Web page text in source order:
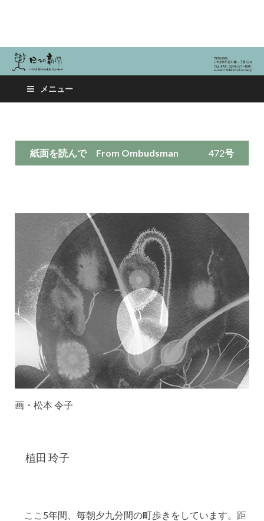
日々の新聞
メニュー
紙面を読んでFrom Ombudsman 472号
画・松本 令子
植田 玲子
ここ5年間、毎朝夕九分間の町歩きをしています。距